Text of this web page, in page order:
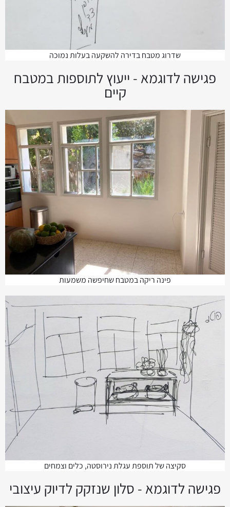
שדרוג מטבח בדירה להשקעה בעלות נמוכה
פגישה לדוגמא - ייעוץ לתוספות במטבח
קיים
פינה ריקה במטבח שחיפשה משמעות
סקיצה של תוספת עגלת נירוסטה, כלים וצמחים
פגישה לדוגמא - סלון שנזקק לדיוק עיצובי